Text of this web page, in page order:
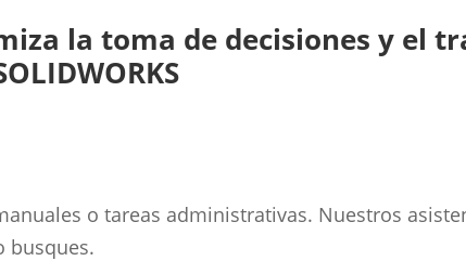
la toma de decisiones y el
o tareas administrativas. Nuestros
busques.